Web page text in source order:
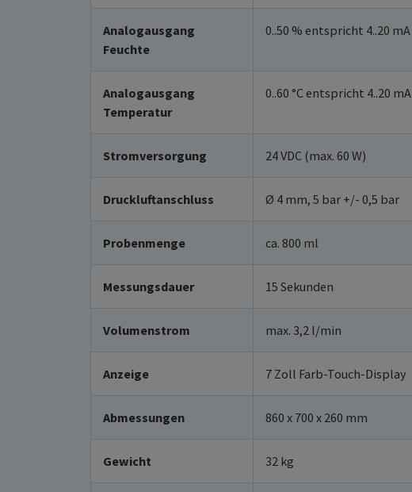
Analogausgang
Feuchte
0..50 % entspricht 4..20 mA
Analogausgang
Temperatur
0..60 °C entspricht 4..20 mA
Stromversorgung 24 VDC (max. 60 W)
Druckluftanschluss Ø 4 mm, 5 bar +/- 0,5 bar
Probenmenge ca. 800 ml
Messungsdauer 15 Sekunden
Volumenstrom max. 3,2 l/min
Anzeige 7 Zoll Farb-Touch-Display
Abmessungen 860 x 700 x 260 mm
Gewicht 32 kg